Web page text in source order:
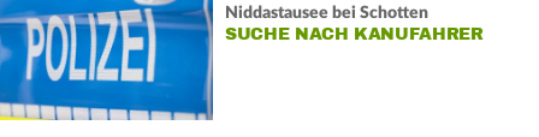
Niddastausee bei Schotten
SUCHE NACH KANUFAHRER